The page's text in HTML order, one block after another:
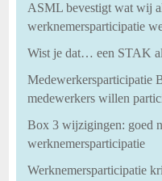
ASML bevestigt wat wij
werknemersparticipatie
Wist je dat… een STAK
Medewerkersparticipatie
medewerkers willen
Box 3 wijzigingen: goed
werknemersparticipatie
Werknemersparticipatie